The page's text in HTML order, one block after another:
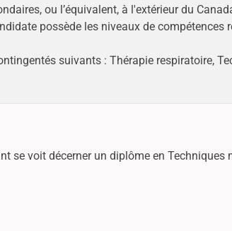
ou l’équivalent, à l'extérieur du
possède les niveaux de compétences
suivants : Thérapie respiratoire,
voit décerner un diplôme en Techniques